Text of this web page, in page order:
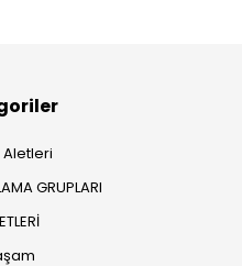
GRUPLARI